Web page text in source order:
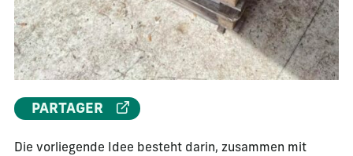
Die vorliegende Idee besteht darin, zusammen mit
PARTAGER